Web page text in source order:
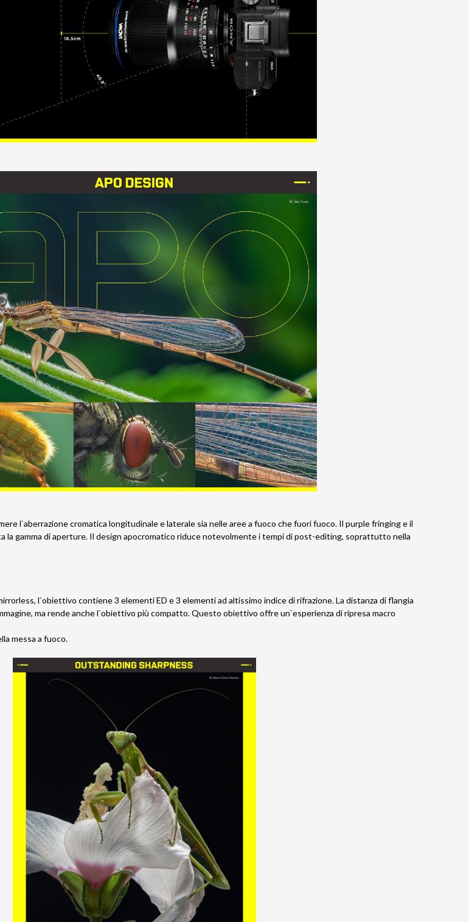
l`aberrazione cromatica longitudinale e laterale sia nelle aree a fuoco che fuori fuoco. Il purple fringing e il
la gamma di aperture. Il design apocromatico riduce notevolmente i tempi di post-editing, soprattutto nella
l`obiettivo contiene 3 elementi ED e 3 elementi ad altissimo indice di rifrazione. La distanza di flangia
ma rende anche l`obiettivo più compatto. Questo obiettivo offre un`esperienza di ripresa macro
messa a fuoco.